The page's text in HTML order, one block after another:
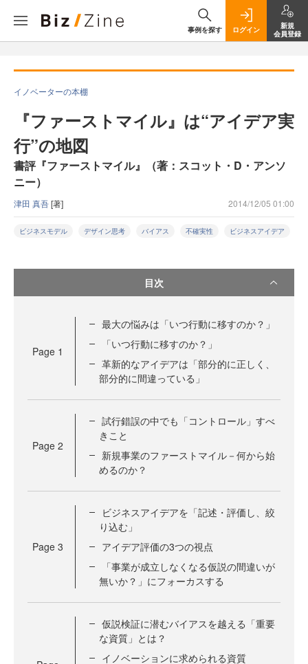
事例を探す ログイン
新規
会員登録
イノベーターの本棚
『ファーストマイル』は“アイデア実
行”の地図
書評『ファーストマイル』（著：スコット・D・アンソ
ニー）
津田 真吾[著] 2014/12/05 01:00
ビジネスモデル デザイン思考 バイアス 不確実性 ビジネスアイデア
目次
Page 1
最大の悩みは「いつ行動に移すのか？」
「いつ行動に移すのか？」
革新的なアイデアは「部分的に正しく、
部分的に間違っている」
Page 2
試行錯誤の中でも「コントロール」すべ
きこと
新規事業のファーストマイル－何から始
めるのか？
Page 3
ビジネスアイデアを「記述・評価し、絞
り込む」
アイデア評価の3つの視点
「事業が成立しなくなる仮説の間違いが
無いか？」にフォーカスする
仮説検証に潜むバイアスを越える「重要
な資質」とは？
イノベーションに求められる資質